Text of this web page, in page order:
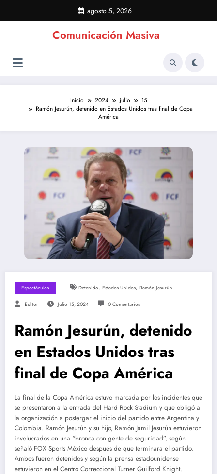
contenido
agosto 5, 2026
Comunicación Masiva
Inicio 2024 julio
15
Ramón Jesurún, detenido en Estados Unidos tras final de Copa
América
Espectáculos Detenido, Estados Unidos, Ramón Jesurún
Editor Julio 15, 2024 0 Comentarios
Ramón Jesurún, detenido
en Estados Unidos tras
final de Copa América
La final de la Copa América estuvo marcada por los incidentes que
se presentaron a la entrada del Hard Rock Stadium y que obligó a
la organización a postergar el inicio del partido entre Argentina y
Colombia. Ramón Jesurún y su hijo, Ramón Jamil Jesurún estuvieron
involucrados en una “bronca con gente de seguridad”, según
señaló FOX Sports México después de que terminara el partido.
Ambos fueron detenidos y según la prensa estadounidense
estuvieron en el Centro Correccional Turner Guilford Knight.